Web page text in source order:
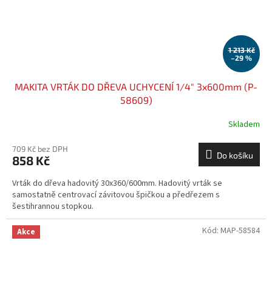
1 213 Kč
–29 %
MAKITA VRTÁK DO DŘEVA UCHYCENÍ 1/4" 3x600mm (P-
58609)
Skladem
709 Kč bez DPH
858 Kč Do košíku
Vrták do dřeva hadovitý 30x360/600mm. Hadovitý vrták se
samostatně centrovací závitovou špičkou a předřezem s
šestihrannou stopkou.
Akce Kód: MAP-58584